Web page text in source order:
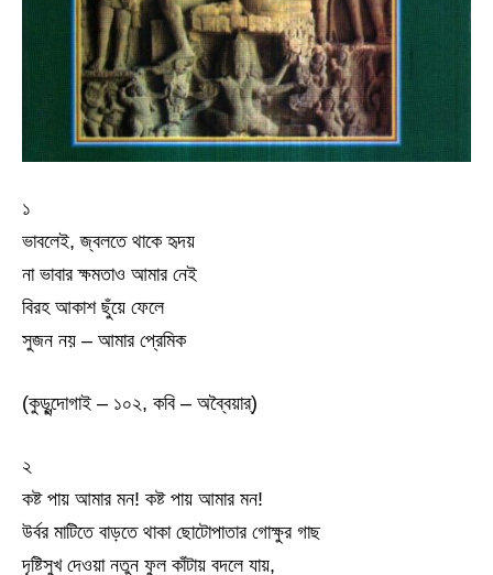
১
ভাবলেই, জ্বলতে থাকে হৃদয়
না ভাবার ক্ষমতাও আমার নেই
বিরহ আকাশ ছুঁয়ে ফেলে
সুজন নয় – আমার প্রেমিক
(কুড়ুন্দোগাই – ১০২, কবি – অব্বৈয়ার্)
২
কষ্ট পায় আমার মন! কষ্ট পায় আমার মন!
উর্বর মাটিতে বাড়তে থাকা ছোটোপাতার গোক্ষুর গাছ
দৃষ্টিসুখ দেওয়া নতুন ফুল কাঁটায় বদলে যায়,